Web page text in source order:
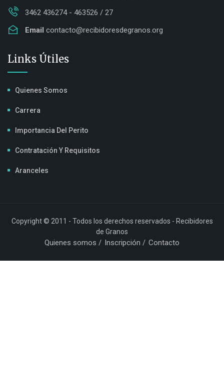
3462 436274 - 463526 / 27
Email contacto@recibidoresdegranos.org
Links Útiles
Quienes Somos
Carrera
Importancia Del Perito
Contratación Y Requisitos
Aranceles
Copyright © 2011 - Todos los derechos reservados - Recibidores
de Granos
Quienes somos Inscripción Contacto